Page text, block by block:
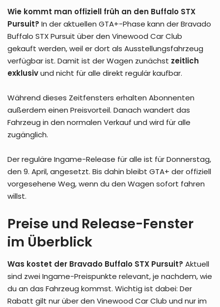
Wie kommt man offiziell früh an den Buffalo STX
Pursuit? In der aktuellen GTA+-Phase kann der Bravado
Buffalo STX Pursuit über den Vinewood Car Club
gekauft werden, weil er dort als Ausstellungsfahrzeug
verfügbar ist. Damit ist der Wagen zunächst zeitlich
exklusivund nicht für alle direkt regulär kaufbar.
Während dieses Zeitfensters erhalten Abonnenten
außerdem einen Preisvorteil. Danach wandert das
Fahrzeug in den normalen Verkauf und wird für alle
zugänglich.
Der reguläre Ingame-Release für alle ist für Donnerstag,
den 9. April, angesetzt. Bis dahin bleibt GTA+ der offiziell
vorgesehene Weg, wenn du den Wagen sofort fahren
willst.
Preise und Release-Fenster
im Überblick
Was kostet der Bravado Buffalo STX Pursuit? Aktuell
sind zwei Ingame-Preispunkte relevant, je nachdem, wie
du an das Fahrzeug kommst. Wichtig ist dabei: Der
Rabatt gilt nur über den Vinewood Car Club und nur im